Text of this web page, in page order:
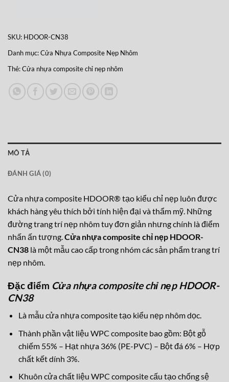
SKU: HDOOR-CN38
Danh mục:Cửa Nhựa Composite Nẹp Nhôm
Thẻ:Cửa nhựa composite chỉ nẹp nhôm
MÔ TẢ
ĐÁNH GIÁ (0)
Cửa nhựa composite HDOOR® tạo kiểu chỉ nẹp luôn được
khách hàng yêu thích bởi tính hiện đại và thẩm mỹ. Những
đường trang trí nẹp nhôm tuy đơn giản nhưng chính là điểm
nhấn ấn tượng. Cửa nhựa composite chỉ nẹp HDOOR-
CN38 là một mẫu cao cấp trong nhóm các sản phẩm trang trí
nẹp nhôm.
Đặc điểm Cửa nhựa composite chỉ nẹp HDOOR-
CN38
Là mẫu cửa nhựa composite tạo kiểu nẹp nhôm dọc.
Thành phần vật liệu WPC composite bao gồm: Bột gỗ
chiếm 55% – Hạt nhựa 36% (PE-PVC) – Bột đá 6% – Hợp
chất kết dính 3%.
Khuôn cửa chất liệu WPC composite cấu tạo chống sệ